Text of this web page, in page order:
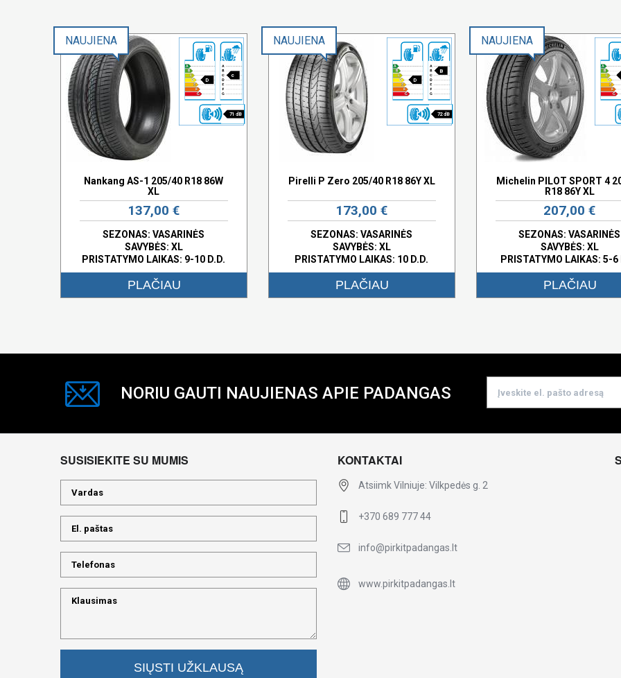
D
c
71 dB
NAUJIENA
Nankang AS-1 205/40 R18 86W
XL
137,00 €
SEZONAS: VASARINĖS
SAVYBĖS: XL
PRISTATYMO LAIKAS: 9-10 D.D.
PLAČIAU
D
B
72 dB
NAUJIENA
Pirelli P Zero 205/40 R18 86Y XL
173,00 €
SEZONAS: VASARINĖS
SAVYBĖS: XL
PRISTATYMO LAIKAS: 10 D.D.
PLAČIAU
NAUJIENA
Michelin PILOT SPORT 4
R18 86Y XL
207,00 €
SEZONAS: VASARINĖS
SAVYBĖS: XL
PRISTATYMO LAIKAS: 5-6
PLAČIAU
NORIU GAUTI NAUJIENAS APIE PADANGAS
SUSISIEKITE SU MUMIS
SIŲSTI UŽKLAUSĄ
KONTAKTAI
Atsiimk Vilniuje: Vilkpedės g. 2
+370 689 777 44
info@pirkitpadangas.lt
www.pirkitpadangas.lt